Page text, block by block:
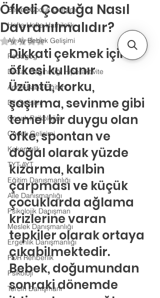
Bebek Çocuk Gelişimi
Hafta Hafta Hamilelik
Ay Ay Bebek Gelişimi
Pedagog
Dikkat Dağınıklığı Hiperaktivite
Anne-Baba Eğitimi
Dil Gelişimi
Çocuk Psikolojisi
Çocuk Gelişimi
Kekemelik
TYT-AYT
Eğitim Danışmanlığı
Aile Danışmanlığı
Psikolojik Danışman
Meslek Danışmanlığı
Ergenlik Danışmanlığı
PDR Rehberlik
Psikoloji
Tercih Danışmanı
Öfkeli Çocuğa Nasıl
Davranılmalıdır?
5 üzerinden NaN yıldız
Dikkati çekmek için
öfkesi kullanır
Üzüntü, korku,
şaşırma, sevinme gibi
temel bir duygu olan
öfke, spontan ve
doğal olarak yüzde
kızarma, kalbin
çarpması ve küçük
çocuklarda ağlama
krizlerine varan
tepkiler olarak ortaya
çıkabilmektedir.
Bebek, doğumundan
sonraki dönemde